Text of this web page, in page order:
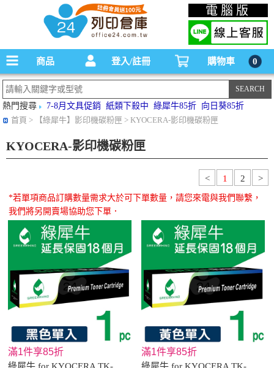
碳粉匣，墨水匣,原廠碳粉匣，副廠碳粉匣，環保碳粉匣,連續供墨印表機-office24列印
倉庫線上購物手機版
電腦版
商品 登入/註冊 購物車 0
熱門搜尋 7-8月文具促銷 紙類下殺中 綠犀牛85折 向日葵85折
首頁 > 【綠犀牛】影印機碳粉匣 > KYOCERA-影印機碳粉匣
KYOCERA-影印機碳粉匣
< 1 2 >
*若單項商品訂購數量需求大於可下單數量，請您來電與我們聯繫，
我們將另開賣場協助您下單．
滿1件享85折 滿1件享85折